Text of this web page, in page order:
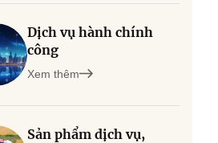
Dịch vụ hành chính
công
Xem thêm
Sản phẩm dịch vụ,